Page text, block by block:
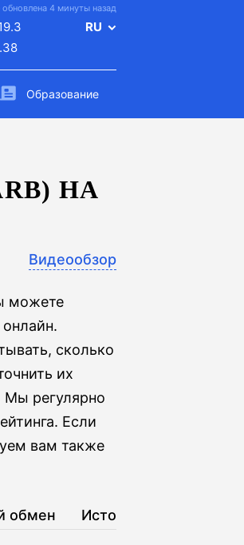
4 минуты назад
RU
Образование
НА
Видеообзор
можете
сколько
их
Мы регулярно
Если
вам также
обмен История